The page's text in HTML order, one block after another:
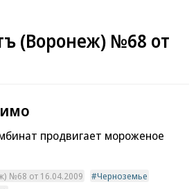
(Воронеж) №68 от
продвигает мороженое
№68 от 16.04.2009
Черноземье